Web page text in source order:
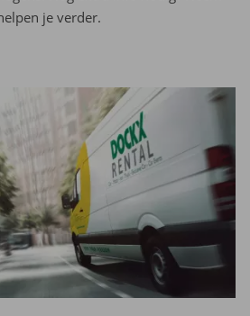
je verder.